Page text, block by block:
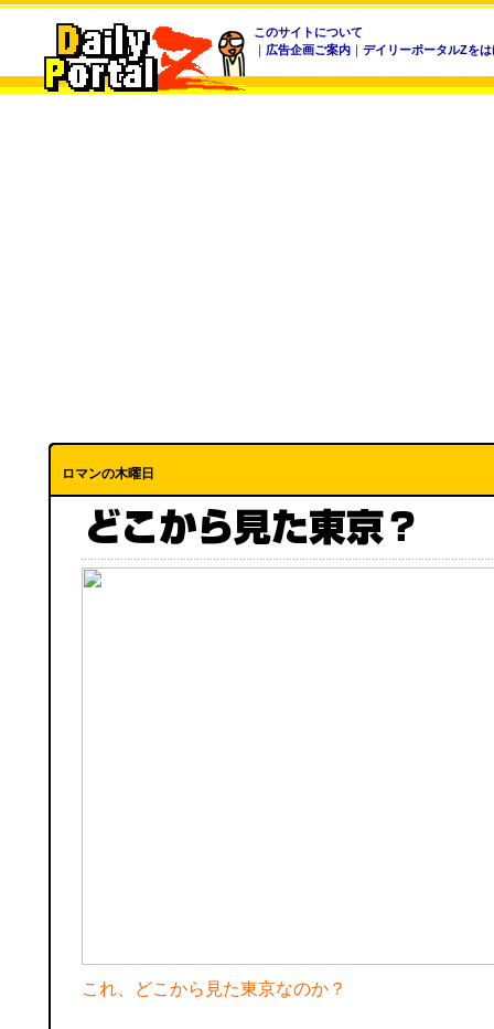
このサイトについて
｜ 広告企画ご案内 ｜ デイリーポータルZを
ロマンの木曜日
これ、どこから見た東京なのか？